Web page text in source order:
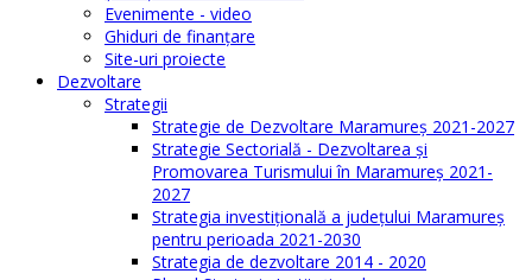
Evenimente - video
Ghiduri de finanţare
Site-uri proiecte
Dezvoltare
Strategii
Strategie de Dezvoltare Maramureș 2021-2027
Strategie Sectorială - Dezvoltarea și
Promovarea Turismului în Maramureș 2021-
2027
Strategia investiţională a județului Maramureș
pentru perioada 2021-2030
Strategia de dezvoltare 2014 - 2020